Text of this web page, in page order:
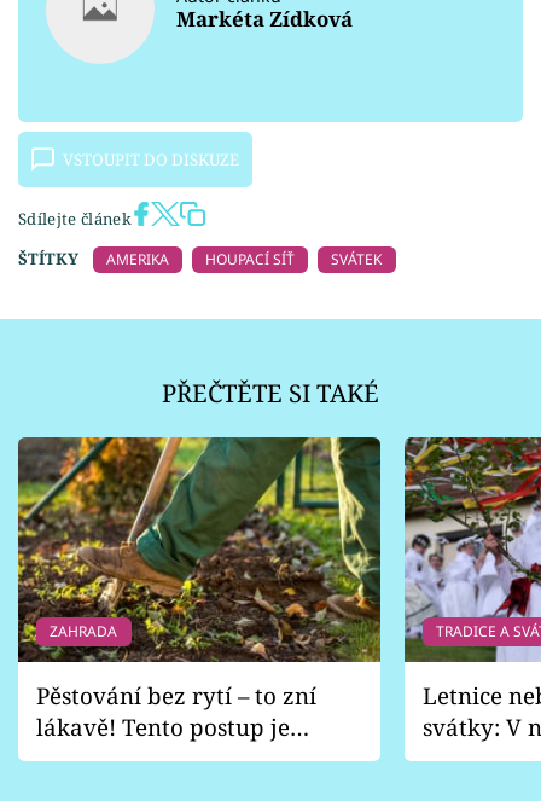
Markéta Zídková
VSTOUPIT DO DISKUZE
Sdílejte článek
ŠTÍTKY
AMERIKA HOUPACÍ SÍŤ SVÁTEK
PŘEČTĚTE SI TAKÉ
ZAHRADA
Pěstování bez rytí – to zní
lákavě! Tento postup je
vhodný jen pro některé
TRADICE A
Letnice
svátky: V
pondělí